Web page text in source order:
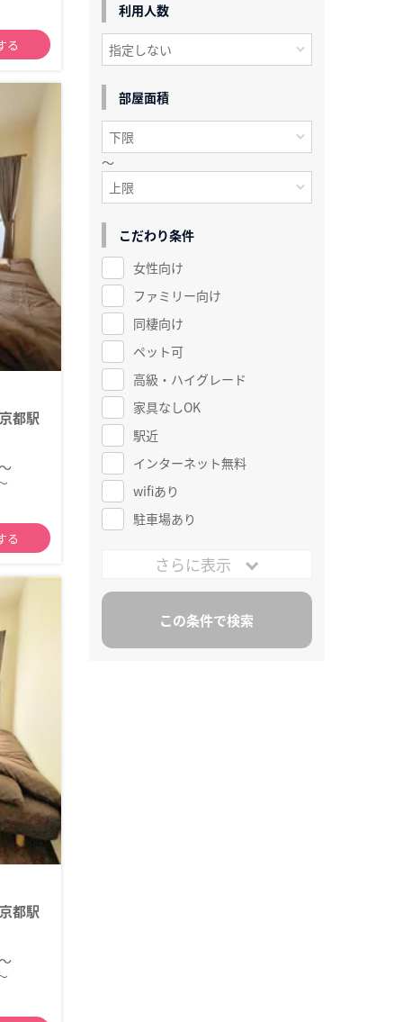
る
都駅
る
都駅
利用人数
部屋面積
～
こだわり条件
女性向け
ファミリー向け
同棲向け
ペット可
高級・ハイグレード
家具なしOK
駅近
インターネット無料
wifiあり
駐車場あり
さらに表示